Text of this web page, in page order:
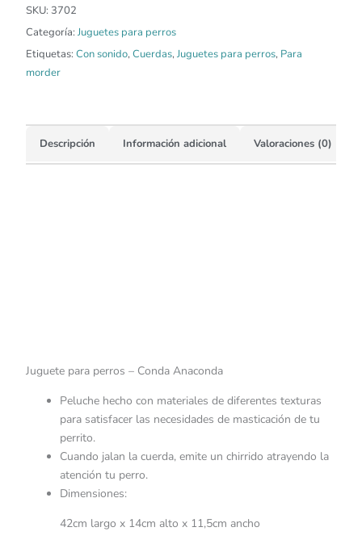
SKU: 3702
Categoría: Juguetes para perros
Etiquetas: Con sonido,Cuerdas,Juguetes para perros, Para
morder
Descripción Información adicional Valoraciones (0)
Juguete para perros – Conda Anaconda
Peluche hecho con materiales de diferentes texturas
para satisfacer las necesidades de masticación de tu
perrito.
Cuando jalan la cuerda, emite un chirrido atrayendo la
atención tu perro.
Dimensiones:
42cm largo x 14cm alto x 11,5cm ancho